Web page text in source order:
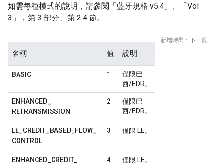
如需每種模式的說明，請參閱「藍牙規格 v5.4」、「Vol
3」，第 3 部分、第 2.4 節。
新增時間：下一頁
名稱 值 說明
BASIC 1
僅限巴
西/EDR。
ENHANCED
RETRANSMISSION
2
僅限巴
西/EDR。
LE CREDIT BASED FLOW
CONTROL
3 僅限 LE。
ENHANCED CREDIT 4 僅限 LE。